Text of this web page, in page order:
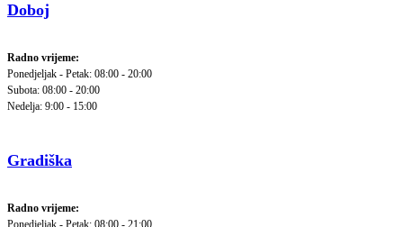
Doboj
Radno vrijeme:
Ponedjeljak - Petak: 08:00 - 20:00
Subota: 08:00 - 20:00
Nedelja: 9:00 - 15:00
Gradiška
Radno vrijeme:
Ponedjeljak - Petak: 08:00 - 21:00